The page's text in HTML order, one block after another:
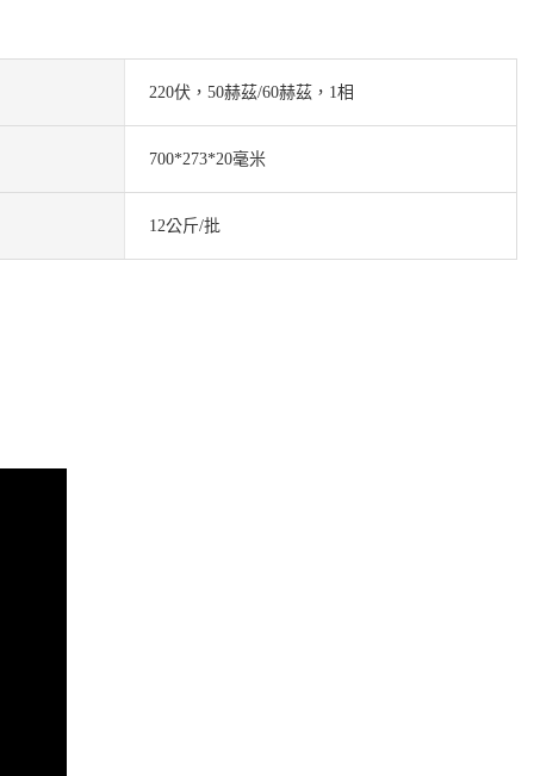
220伏，50赫茲/60赫茲，1相
700*273*20毫米
12公斤/批